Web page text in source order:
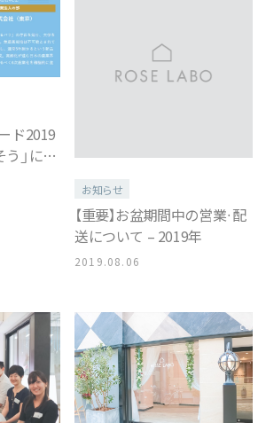
ド2019
」にて
お知らせ
【重要】お盆期間中の営業・配
送について – 2019年
2019.08.06